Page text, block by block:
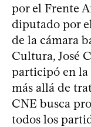
por el Frente
diputado por
de la cámara
Cultura, José
participó en la
más allá de
CNE busca
todos los